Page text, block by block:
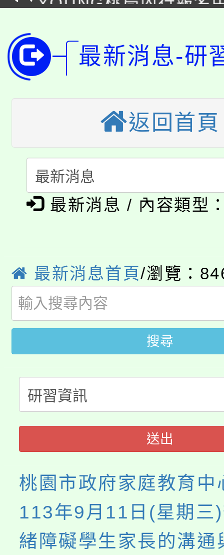
開!
115年桃園市運動會8/
田徑場及游泳池舉行。
桃園市低收入戶享有免
視費優惠，中低收入戶
半價優惠，詳情可洽有
者。
大園自造教育及科技中
份教師增能研習
大溪自造教育及科技
份教師研習
淨零綠生活教案入校路
會
115年食農教育專業人
程
「本色祭」8/29、30在
局官網。
8月14至27日，桃園電
開!
115年桃園市運動會8/
田徑場及游泳池舉行。
桃園市低收入戶享有免
視費優惠，中低收入戶
半價優惠，詳情可洽有
者。
大園自造教育及科技
份教師增能研習
份教師研習
淨零綠生活教案入校路
會
程
最新消息-研
返回首頁
最新消息 / 內容類型
最新消息首頁/瀏覽：
搜尋
送出
桃園市政府家庭教育中
113年9月11日(星期三
緒障礙學生家長的溝通